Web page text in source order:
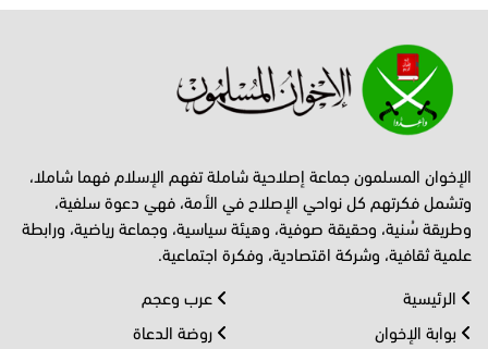
الإخوان المسلمون جماعة إصلاحية شاملة تفهم الإسلام فهما شاملا،
وتشمل فكرتهم كل نواحي الإصلاح في الأمة، فهي دعوة سلفية،
وطريقة سُنية، وحقيقة صوفية، وهيئة سياسية، وجماعة رياضية، ورابطة
علمية ثقافية، وشركة اقتصادية، وفكرة اجتماعية.
الرئيسية
بوابة الإخوان
عرب وعجم
روضة الدعاة